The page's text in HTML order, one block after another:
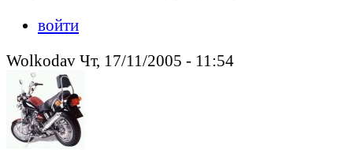
войти
Wolkodav Чт, 17/11/2005 - 11:54